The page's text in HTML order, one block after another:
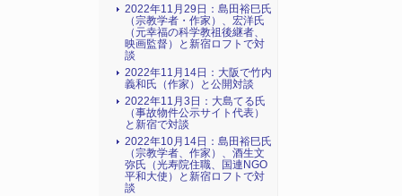
2022年11月29日：島田裕巳氏
（宗教学者・作家）、宏洋氏
（元幸福の科学教祖後継者、
映画監督）と新宿ロフトで対
談
2022年11月14日：大阪で竹内
義和氏（作家）と公開対談
2022年11月3日：大島てる氏
（事故物件公示サイト代表）
と新宿で対談
2022年10月14日：島田裕巳氏
（宗教学者、作家）、酒生文
弥氏（光寿院住職、国連NGO
平和大使）と新宿ロフトで対
談